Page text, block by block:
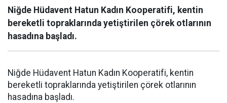
Niğde Hüdavent Hatun Kadın Kooperatifi, kentin
bereketli topraklarında yetiştirilen çörek otlarının
hasadına başladı.
Niğde Hüdavent Hatun Kadın Kooperatifi, kentin
bereketli topraklarında yetiştirilen çörek otlarının
hasadına başladı.